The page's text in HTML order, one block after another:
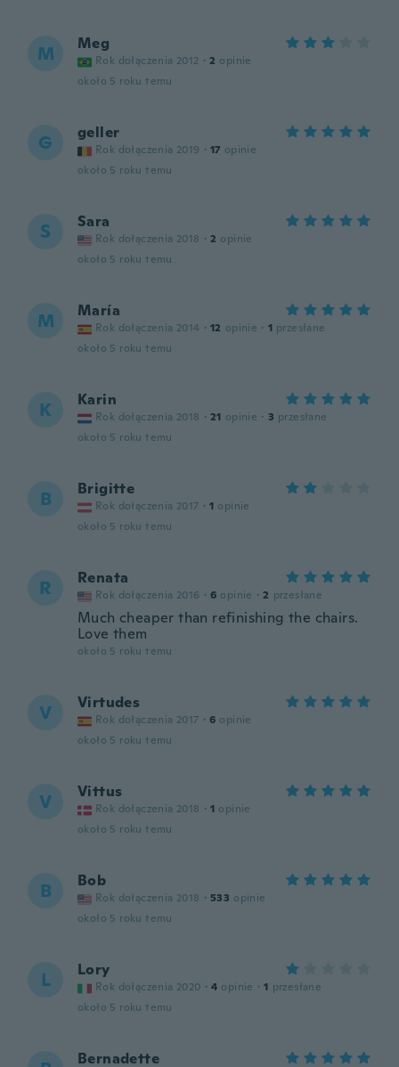
M Meg
Rok dołączenia 2012 · 2 opinie
około 5 roku temu
G geller
Rok dołączenia 2019 · 17 opinie
około 5 roku temu
S Sara
Rok dołączenia 2018 · 2 opinie
około 5 roku temu
M María
Rok dołączenia 2014 · 12 opinie · 1 przesłane
około 5 roku temu
K Karin
Rok dołączenia 2018 · 21 opinie · 3 przesłane
około 5 roku temu
B Brigitte
Rok dołączenia 2017 · 1 opinie
około 5 roku temu
R Renata
Rok dołączenia 2016 · 6 opinie · 2 przesłane
Much cheaper than refinishing the chairs.
Love them
około 5 roku temu
V Virtudes
Rok dołączenia 2017 · 6 opinie
około 5 roku temu
V Vittus
Rok dołączenia 2018 · 1 opinie
około 5 roku temu
B Bob
Rok dołączenia 2018 · 533 opinie
około 5 roku temu
L Lory
Rok dołączenia 2020 · 4 opinie · 1 przesłane
około 5 roku temu
Bernadette